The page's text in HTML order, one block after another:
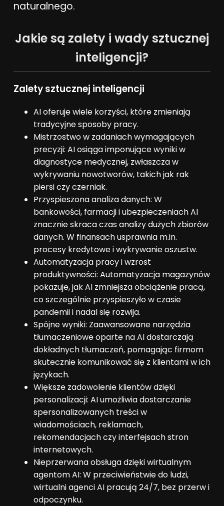
naturalnego.
Jakie są zalety i wady sztucznej
inteligencji?
Zalety sztucznej inteligencji
AI oferuje wiele korzyści, które zmieniają
tradycyjne sposoby pracy.
Mistrzostwo w zadaniach wymagających
precyzji: AI osiąga imponujące wyniki w
diagnostyce medycznej, zwłaszcza w
wykrywaniu nowotworów, takich jak rak
piersi czy czerniak.
Przyspieszona analiza danych: W
bankowości, farmacji i ubezpieczeniach AI
znacznie skraca czas analizy dużych zbiorów
danych. W finansach usprawnia m.in.
procesy kredytowe i wykrywanie oszustw.
Automatyzacja pracy i wzrost
produktywności: Automatyzacja magazynów
pokazuje, jak AI zmniejsza obciążenie pracą,
co szczególnie przyspieszyło w czasie
pandemii i nadal się rozwija.
Spójne wyniki: Zaawansowane narzędzia
tłumaczeniowe oparte na AI dostarczają
dokładnych tłumaczeń, pomagając firmom
skutecznie komunikować się z klientami w ich
językach.
Większe zadowolenie klientów dzięki
personalizacji: AI umożliwia dostarczanie
spersonalizowanych treści w
wiadomościach, reklamach,
rekomendacjach czy interfejsach stron
internetowych.
Nieprzerwana obsługa dzięki wirtualnym
agentom AI: W przeciwieństwie do ludzi,
wirtualni agenci AI pracują 24/7, bez przerw i
odpoczynku.